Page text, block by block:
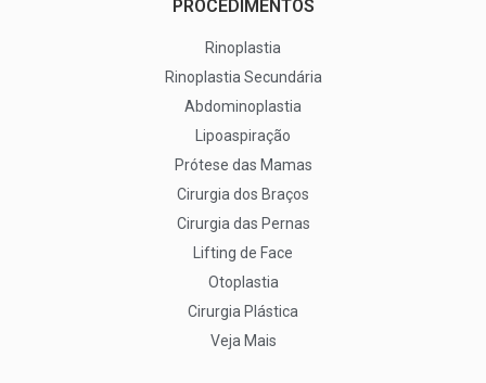
PROCEDIMENTOS
Rinoplastia
Rinoplastia Secundária
Abdominoplastia
Lipoaspiração
Prótese das Mamas
Cirurgia dos Braços
Cirurgia das Pernas
Lifting de Face
Otoplastia
Cirurgia Plástica
Veja Mais